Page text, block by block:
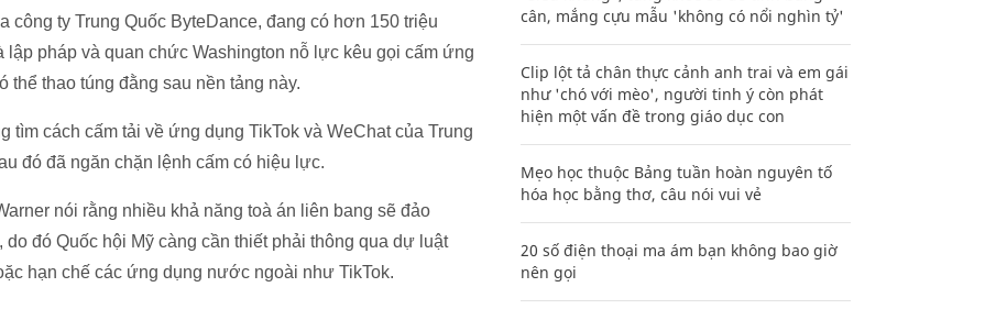
công ty Trung Quốc ByteDance, đang có hơn 150 triệu
pháp và quan chức Washington nỗ lực kêu gọi cấm ứng
thể thao túng đằng sau nền tảng này.
tìm cách cấm tải về ứng dụng TikTok và WeChat của Trung
đó đã ngăn chặn lệnh cấm có hiệu lực.
nói rằng nhiều khả năng toà án liên bang sẽ đảo
đó Quốc hội Mỹ càng cần thiết phải thông qua dự luật
hạn chế các ứng dụng nước ngoài như TikTok.
cân, mắng cựu mẫu 'không có nổi nghìn tỷ'
Clip lột tả chân thực cảnh anh trai và em gái
như 'chó với mèo', người tinh ý còn phát
hiện một vấn đề trong giáo dục con
Mẹo học thuộc Bảng tuần hoàn nguyên tố
hóa học bằng thơ, câu nói vui vẻ
20 số điện thoại ma ám bạn không bao giờ
nên gọi